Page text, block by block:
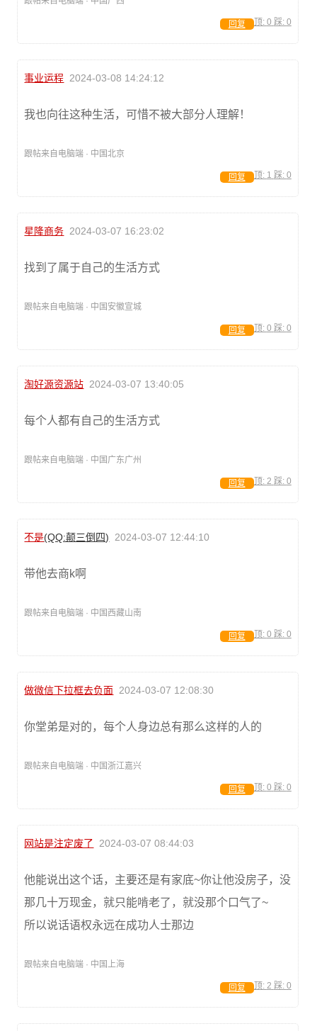
顶: 0 踩: 0
回复
事业运程 2024-03-08 14:24:12
我也向往这种生活，可惜不被大部分人理解！
跟帖来自电脑端 · 中国北京
顶: 1 踩: 0
回复
星隆商务 2024-03-07 16:23:02
找到了属于自己的生活方式
跟帖来自电脑端 · 中国安徽宣城
顶: 0 踩: 0
回复
淘好源资源站 2024-03-07 13:40:05
每个人都有自己的生活方式
跟帖来自电脑端 · 中国广东广州
顶: 2 踩: 0
回复
不是(QQ:颠三倒四) 2024-03-07 12:44:10
带他去商k啊
跟帖来自电脑端 · 中国西藏山南
顶: 0 踩: 0
回复
做微信下拉框去负面 2024-03-07 12:08:30
你堂弟是对的，每个人身边总有那么这样的人的
跟帖来自电脑端 · 中国浙江嘉兴
顶: 0 踩: 0
回复
网站是注定废了 2024-03-07 08:44:03
他能说出这个话，主要还是有家底~你让他没房子，没
那几十万现金，就只能啃老了，就没那个口气了~
所以说话语权永远在成功人士那边
跟帖来自电脑端 · 中国上海
顶: 2 踩: 0
回复